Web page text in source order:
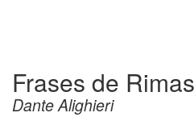
Frases de Rimas
Dante Alighieri